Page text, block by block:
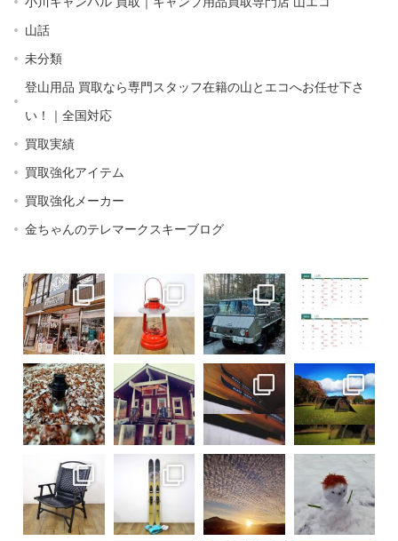
山話
未分類
登山用品 買取なら専門スタッフ在籍の山とエコへお任せ下さ
い！｜全国対応
買取実績
買取強化アイテム
買取強化メーカー
金ちゃんのテレマークスキーブログ